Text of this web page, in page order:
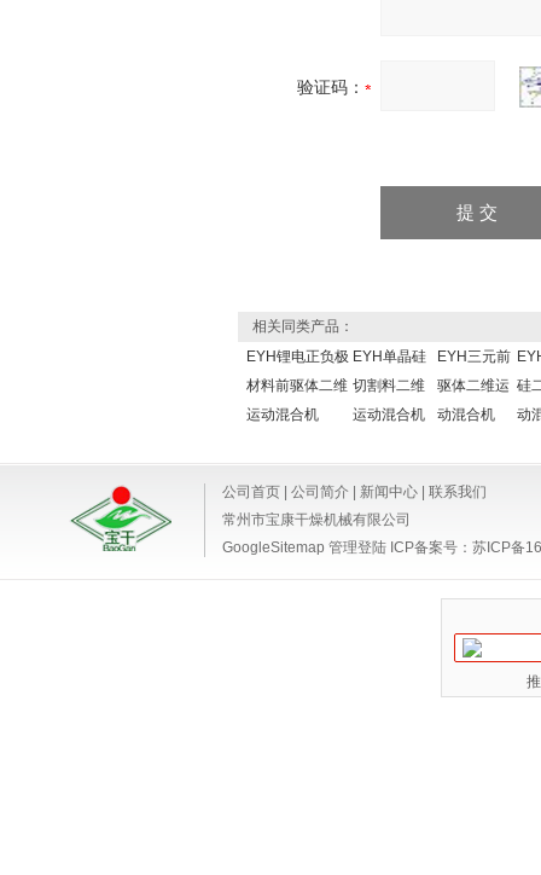
验证码：
相关同类产品：
EYH锂电正负极
材料前驱体二维
运动混合机
EYH单晶硅
切割料二维
运动混合机
EYH三元前
驱体二维运
动混合机
硅
动
公司首页 公司简介 新闻中心
联系我们
常州市宝康干燥机械有限公司
GoogleSitemap 管理登陆 ICP备案号： 苏ICP备